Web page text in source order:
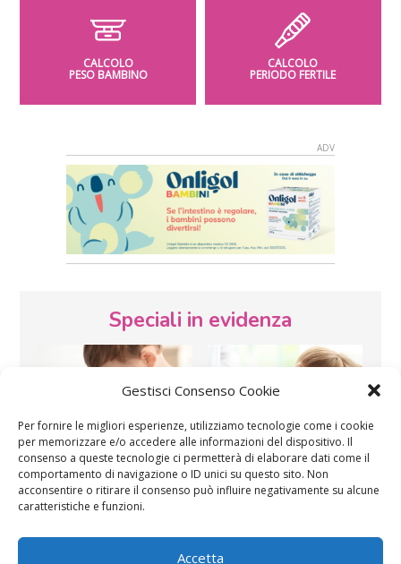
Gestisci Consenso Cookie
Per fornire le migliori esperienze, utilizziamo tecnologie come i cookie
per memorizzare e/o accedere alle informazioni del dispositivo. Il
consenso a queste tecnologie ci permetterà di elaborare dati come il
comportamento di navigazione o ID unici su questo sito. Non
acconsentire o ritirare il consenso può influire negativamente su alcune
caratteristiche e funzioni.
Accetta
CALCOLO
PESO BAMBINO
CALCOLO
PERIODO FERTILE
Speciali in evidenza
Vaccini SOS Pediatra